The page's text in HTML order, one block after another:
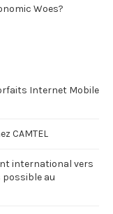
Woes?
Internet Mobile
CAMTEL
international vers
possible au